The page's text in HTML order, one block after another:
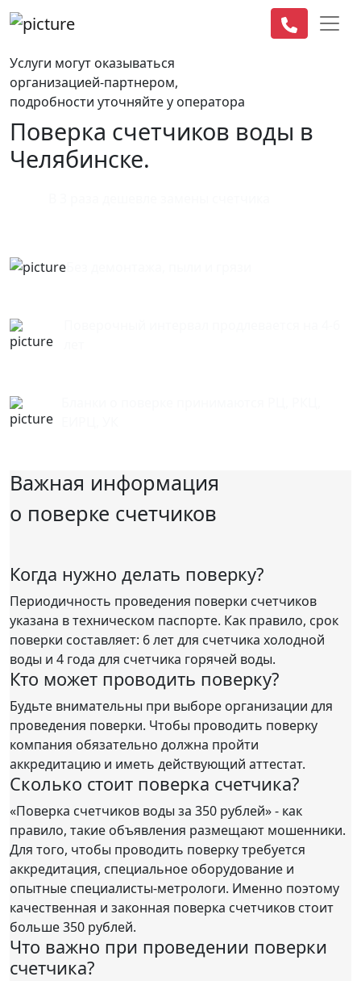
Услуги могут оказываться
организацией-партнером,
подробности уточняйте у оператора
Поверка счетчиков воды в
Челябинске.
Важная информация
о поверке счетчиков
Когда нужно делать поверку?
Периодичность проведения поверки счетчиков
указана в техническом паспорте. Как правило, срок
поверки составляет: 6 лет для счетчика холодной
воды и 4 года для счетчика горячей воды.
Кто может проводить поверку?
Будьте внимательны при выборе организации для
проведения поверки. Чтобы проводить поверку
компания обязательно должна пройти
аккредитацию и иметь действующий аттестат.
Сколько стоит поверка счетчика?
«Поверка счетчиков воды за 350 рублей» - как
правило, такие объявления размещают мошенники.
Для того, чтобы проводить поверку требуется
аккредитация, специальное оборудование и
опытные специалисты-метрологи. Именно поэтому
качественная и законная поверка счетчиков стоит
больше 350 рублей.
Что важно при проведении поверки
счетчика?